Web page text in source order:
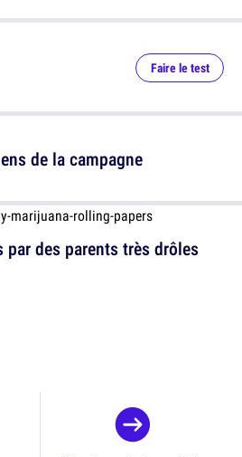
par des parents très drôles
Faire le test
de la campagne